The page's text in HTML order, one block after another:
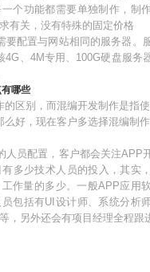
个功能都需要单独制作，制
有关，没有特殊的固定价格
要配置与网站相同的服务器。
4G、4M专用、100G硬盘服务
哪些
的区别，而混编开发制作是指
好，现在客户多选择混编制作
人员配置，客户都会关注APP
多少技术人员的投入，其实
作量的多少。一般APP应用
包括有UI设计师、系统分析
，另外还会有项目经理全程跟